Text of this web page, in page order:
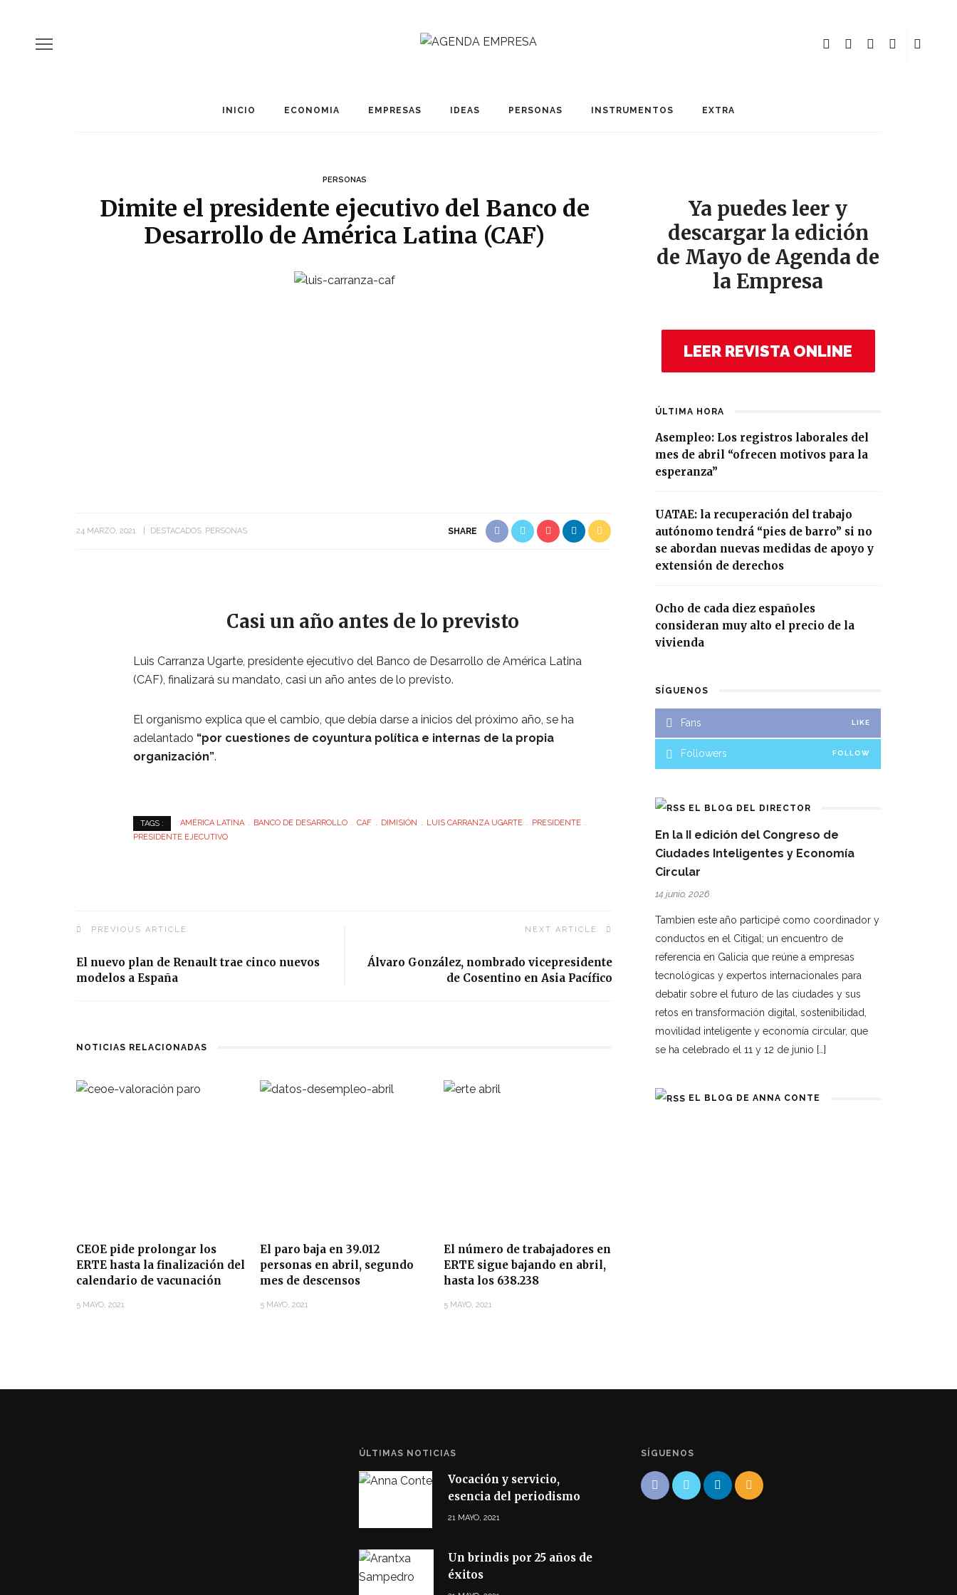
INICIO ECONOMIA EMPRESAS IDEAS PERSONAS INSTRUMENTOS EXTRA
PERSONAS
Dimite el presidente ejecutivo del Banco de
Desarrollo de América Latina (CAF)
24 MARZO, 2021 DESTACADOS PERSONAS SHARE
Casi un año antes de lo previsto
Luis Carranza Ugarte, presidente ejecutivo del Banco de Desarrollo de América Latina
(CAF), finalizará su mandato, casi un año antes de lo previsto.
El organismo explica que el cambio, que debía darse a inicios del próximo año, se ha
adelantado “por cuestiones de coyuntura política e internas de la propia
organización”.
TAGS : AMÉRICA LATINA BANCO DE DESARROLLO CAF DIMISIÓN LUIS CARRANZA UGARTE
PRESIDENTE
PRESIDENTE EJECUTIVO
PREVIOUS ARTICLE
El nuevo plan de Renault trae cinco nuevos
modelos a España
NEXT ARTICLE
Álvaro González, nombrado vicepresidente
de Cosentino en Asia Pacífico
NOTICIAS RELACIONADAS
CEOE pide prolongar los
ERTE hasta la finalización del
calendario de vacunación
5 MAYO, 2021
El paro baja en 39.012
personas en abril, segundo
mes de descensos
5 MAYO, 2021
El número de trabajadores en
ERTE sigue bajando en abril,
hasta los 638.238
5 MAYO, 2021
Ya puedes leer y
descargar la edición
de Mayo de Agenda de
la Empresa
LEER REVISTA ONLINE
ÚLTIMA HORA
Asempleo: Los registros laborales del
mes de abril “ofrecen motivos para la
esperanza”
UATAE: la recuperación del trabajo
autónomo tendrá “pies de barro” si no
se abordan nuevas medidas de apoyo y
extensión de derechos
Ocho de cada diez españoles
consideran muy alto el precio de la
vivienda
SÍGUENOS
Fans LIKE
Followers FOLLOW
EL BLOG DEL DIRECTOR
En la II edición del Congreso de
Ciudades Inteligentes y Economía
Circular
14 junio, 2026
Tambien este año participé como coordinador y
conductos en el Citigal; un encuentro de
referencia en Galicia que reúne a empresas
tecnológicas y expertos internacionales para
debatir sobre el futuro de las ciudades y sus
retos en transformación digital, sostenibilidad,
movilidad inteligente y economía circular, que
se ha celebrado el 11 y 12 de junio […]
EL BLOG DE ANNA CONTE
ÚLTIMAS NOTICIAS
Vocación y servicio,
esencia del periodismo
21 MAYO, 2021
Un brindis por 25 años de
éxitos
SÍGUENOS